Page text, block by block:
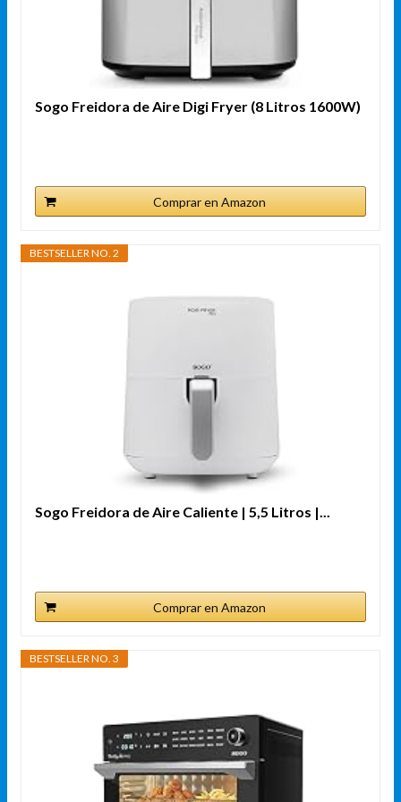
Sogo Freidora de Aire Digi Fryer (8 Litros 1600W)
Comprar en Amazon
BESTSELLER NO. 2
Sogo Freidora de Aire Caliente | 5,5 Litros |...
Comprar en Amazon
BESTSELLER NO. 3